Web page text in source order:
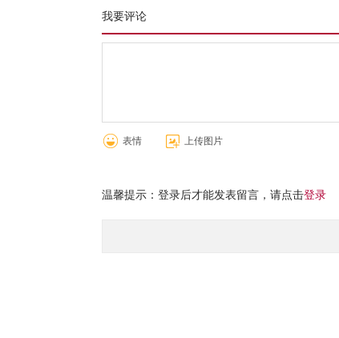
我要评论
表情 上传图片
温馨提示：登录后才能发表留言，请点击登录